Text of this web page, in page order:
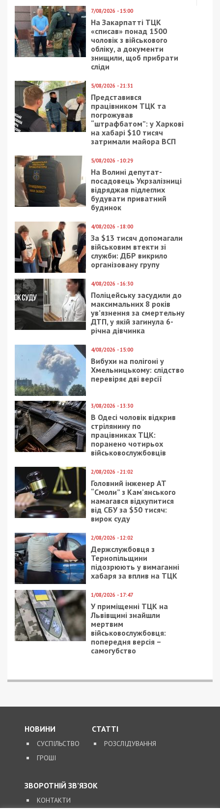
7/08/2026 - 15:00
На Закарпатті ТЦК
«списав» понад 1500
чоловік з військового
обліку, а документи
знищили, щоб прибрати
сліди
5/08/2026 - 21:31
Представився
працівником ТЦК та
погрожував
“штрафбатом”: у Харкові
на хабарі $10 тисяч
затримали майора ВСП
5/08/2026 - 10:29
На Волині депутат-
посадовець Укрзалізниці
відряджав підлеглих
будувати приватний
будинок
4/08/2026 - 18:00
За $13 тисяч допомагали
військовим втекти зі
служби: ДБР викрило
організовану групу
4/08/2026 - 16:30
Поліцейську засудили до
максимальних 8 років
ув’язнення за смертельну
ДТП, у якій загинула 6-
річна дівчинка
4/08/2026 - 15:00
Вибухи на полігоні у
Хмельницькому: слідство
перевіряє дві версії
3/08/2026 - 13:30
В Одесі чоловік відкрив
стрілянину по
працівниках ТЦК:
поранено чотирьох
військовослужбовців
2/08/2026 - 21:02
Головний інженер АТ
“Смоли” з Кам’янського
намагався відкупитися
від СБУ за $50 тисяч:
вирок суду
2/08/2026 - 12:02
Держслужбовця з
Тернопільщини
підозрюють у вимаганні
хабаря за вплив на ТЦК
1/08/2026 - 17:47
У приміщенні ТЦК на
Львівщині знайшли
мертвим
військовослужбовця:
попередня версія –
самогубство
НОВИНИ
СУСПІЛЬСТВО
ГРОШІ
СТАТТІ
РОЗСЛІДУВАННЯ
ЗВОРОТНІЙ ЗВ’ЯЗОК
КОНТАКТИ